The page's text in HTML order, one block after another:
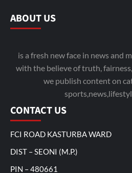
ABOUT US
is a fresh new face in news and
with the believe of truth,
we publish content on
CONTACT US
FCI ROAD KASTURBA WARD
DIST – SEONI (M.P.)
PIN – 480661